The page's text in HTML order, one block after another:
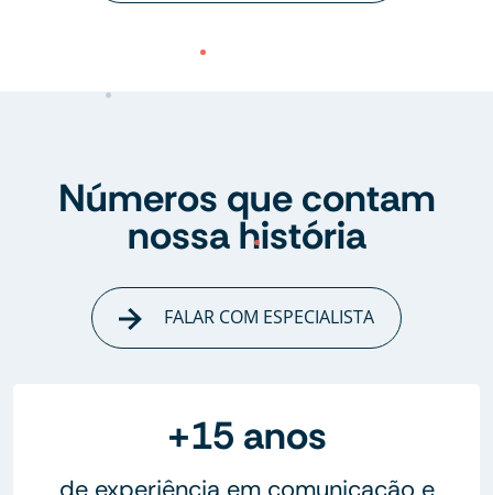
Números que contam
nossa história
FALAR COM ESPECIALISTA
+15 anos